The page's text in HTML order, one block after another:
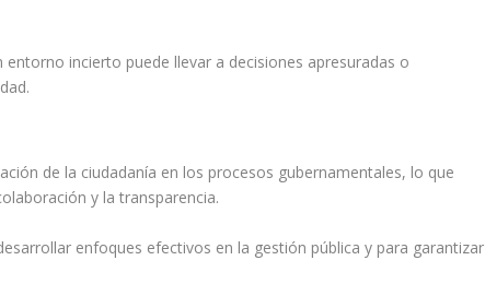
incierto puede llevar a decisiones apresuradas o
de la ciudadanía en los procesos gubernamentales, lo que
y la transparencia.
enfoques efectivos en la gestión pública y para garantizar